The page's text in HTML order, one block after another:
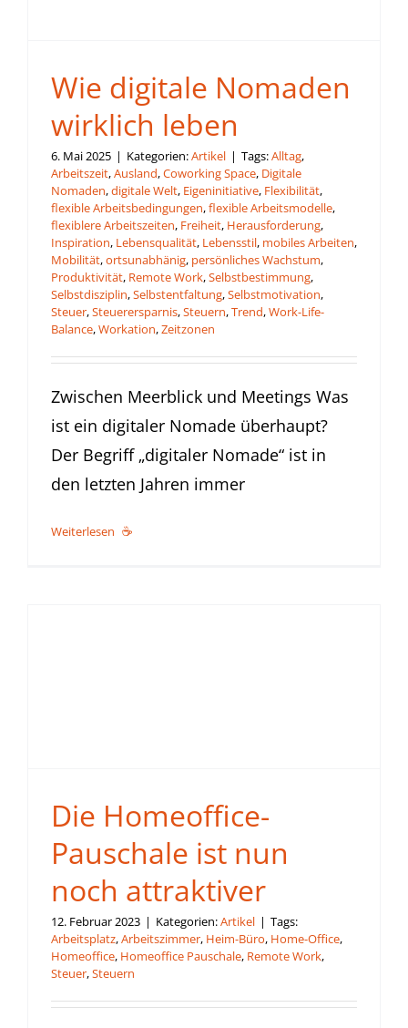
Wie digitale Nomaden
wirklich leben
6. Mai 2025 | Kategorien:Artikel | Tags:Alltag,
Arbeitszeit,Ausland,Coworking Space, Digitale
Nomaden,digitale Welt, Eigeninitiative, Flexibilität,
flexible Arbeitsbedingungen,flexible Arbeitsmodelle,
flexiblere Arbeitszeiten, Freiheit, Herausforderung,
Inspiration, Lebensqualität, Lebensstil, mobiles Arbeiten,
Mobilität,ortsunabhänig, persönliches Wachstum,
Produktivität, Remote Work,Selbstbestimmung,
Selbstdisziplin,Selbstentfaltung,Selbstmotivation,
Steuer,Steuerersparnis,Steuern,Trend,Work-Life-
Balance,Workation,Zeitzonen
Zwischen Meerblick und Meetings Was
ist ein digitaler Nomade überhaupt?
Der Begriff „digitaler Nomade“ ist in
den letzten Jahren immer
Weiterlesen
Die Homeoffice-
Pauschale ist nun
noch attraktiver
12. Februar 2023 | Kategorien:Artikel | Tags:
Arbeitsplatz,Arbeitszimmer, Heim-Büro, Home-Office,
Homeoffice, Homeoffice Pauschale, Remote Work,
Steuer,Steuern